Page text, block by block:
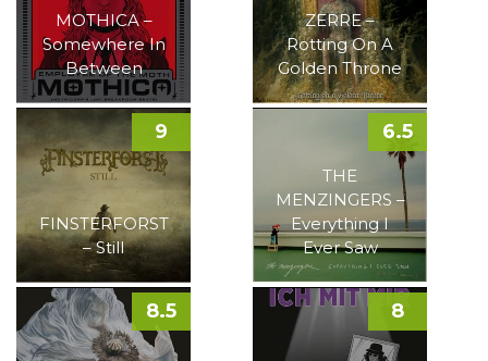
MOTHICA –
Somewhere In
Between
ZERRE –
Rotting On A
Golden Throne
FINSTERFORST
– Still
9
THE
MENZINGERS –
Everything I
Ever Saw
6.5
8.5 8